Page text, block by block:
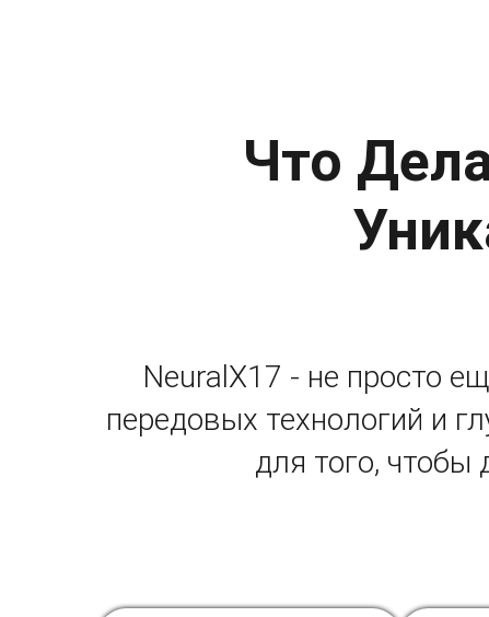
Что
NeuralX17 - не просто
передовых технологий и
для того,